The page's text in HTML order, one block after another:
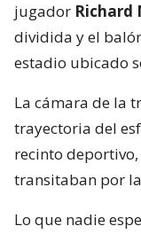
jugador Richard
dividida y el
estadio ubicado
La cámara de la
trayectoria del
recinto
transitaban por
Lo que nadie